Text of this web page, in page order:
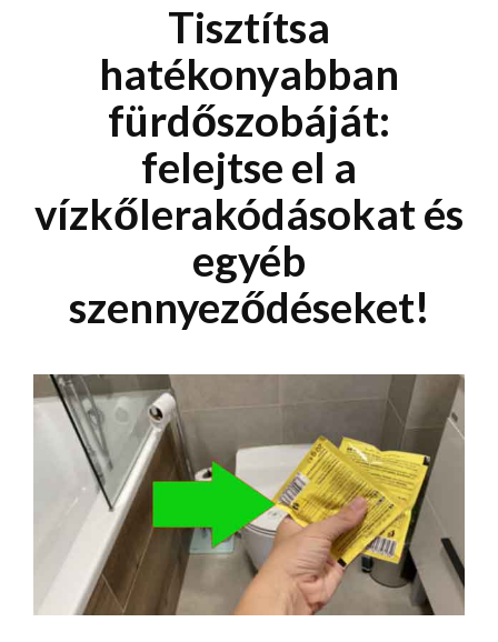
Tisztítsa
hatékonyabban
fürdőszobáját:
felejtse el a
vízkőlerakódásokat és
egyéb
szennyeződéseket!